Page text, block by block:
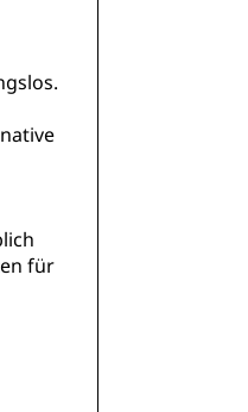
für